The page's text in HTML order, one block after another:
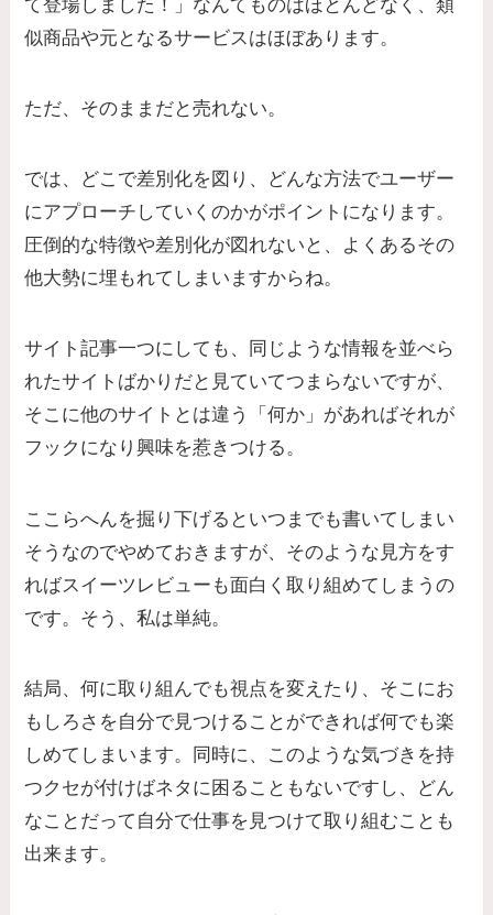
て登場しました！」なんてものはほとんどなく、類
似商品や元となるサービスはほぼあります。
ただ、そのままだと売れない。
では、どこで差別化を図り、どんな方法でユーザー
にアプローチしていくのかがポイントになります。
圧倒的な特徴や差別化が図れないと、よくあるその
他大勢に埋もれてしまいますからね。
サイト記事一つにしても、同じような情報を並べら
れたサイトばかりだと見ていてつまらないですが、
そこに他のサイトとは違う「何か」があればそれが
フックになり興味を惹きつける。
ここらへんを掘り下げるといつまでも書いてしまい
そうなのでやめておきますが、そのような見方をす
ればスイーツレビューも面白く取り組めてしまうの
です。そう、私は単純。
結局、何に取り組んでも視点を変えたり、そこにお
もしろさを自分で見つけることができれば何でも楽
しめてしまいます。同時に、このような気づきを持
つクセが付けばネタに困ることもないですし、どん
なことだって自分で仕事を見つけて取り組むことも
出来ます。